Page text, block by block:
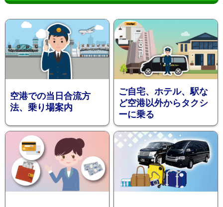
インフ
ォメー
空港での当日合流方
法、乗り場案内
ご自宅、ホテル、駅な
ど空港以外からタクシ
ーに乗る